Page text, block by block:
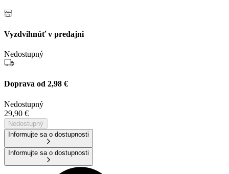
Vyzdvihnúť v predajni
Nedostupný
Doprava od 2,98 €
Nedostupný
29,90 €
Nedostupný
Informujte sa o dostupnosti
Informujte sa o dostupnosti